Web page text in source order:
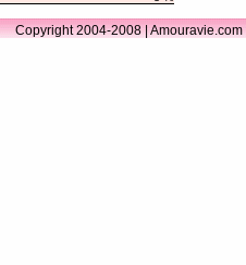
Copyright 2004-2008 |